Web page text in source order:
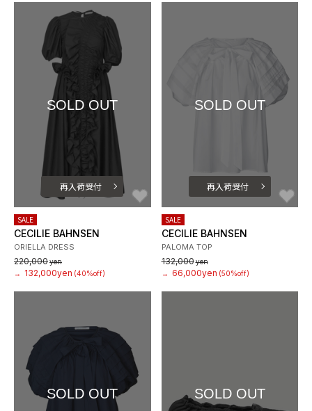
SOLD OUT
再入荷受付
SALE
CECILIE BAHNSEN
ORIELLA DRESS
220,000yen
→
132,000yen (40%off)
SOLD OUT
再入荷受付
SALE
CECILIE BAHNSEN
PALOMA TOP
132,000yen
→ 66,000yen (50%off)
SOLD OUT SOLD OUT